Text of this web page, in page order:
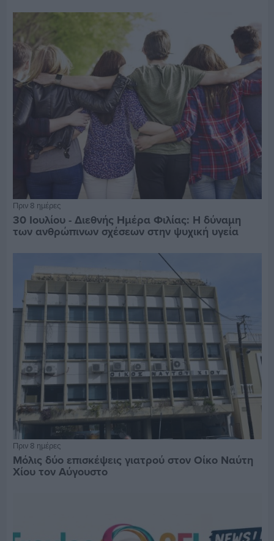
Πριν 8 ημέρες
30 Ιουλίου - Διεθνής Ημέρα Φιλίας: Η δύναμη
των ανθρώπινων σχέσεων στην ψυχική υγεία
Πριν 8 ημέρες
Μόλις δύο επισκέψεις γιατρού στον Οίκο Ναύτη
Χίου τον Αύγουστο